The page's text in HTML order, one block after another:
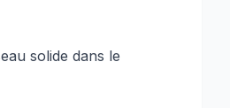
solide dans le